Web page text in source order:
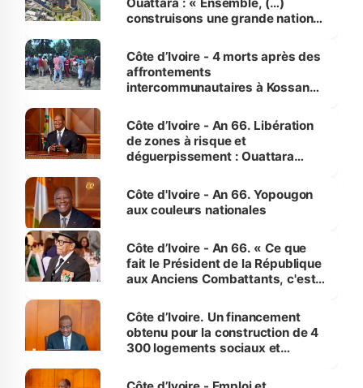
construisons une grande nation
générations futures »
Côte d’Ivoire - 4 morts après des
affrontements
intercommunautaires à Kossandji
milieu des sinistrés
Côte d’Ivoire - An 66. Libération
de zones à risque et
déguerpissement : Ouattara
l'Etat de droit pour préserver les
vies humaines »
Côte d'Ivoire - An 66. Yopougon
aux couleurs nationales
Côte d’Ivoire - An 66. « Ce que
fait le Président de la République
aux Anciens Combattants, c'est
Côte d’Ivoire. Un financement
obtenu pour la construction de 4
300 logements sociaux et
et Yamoussoukro